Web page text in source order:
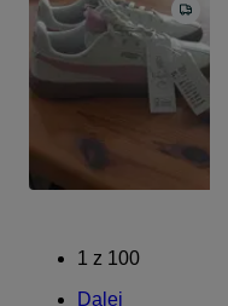
1 z 100
Dalej